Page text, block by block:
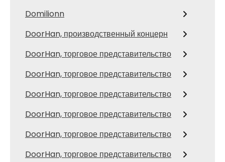
Domilionn
DoorHan, производственный концерн
DoorHan, торговое представительство
DoorHan, торговое представительство
DoorHan, торговое представительство
DoorHan, торговое представительство
DoorHan, торговое представительство
DoorHan, торговое представительство